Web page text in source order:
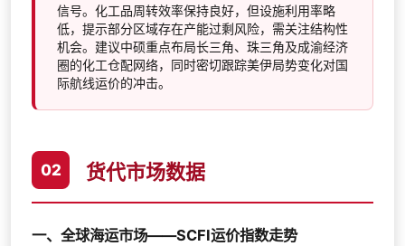
信号。化工品周转效率保持良好，但设施利用率略
低，提示部分区域存在产能过剩风险，需关注结构性
机会。建议中硕重点布局长三角、珠三角及成渝经济
圈的化工仓配网络，同时密切跟踪美伊局势变化对国
际航线运价的冲击。
02 货代市场数据
一、全球海运市场——SCFI运价指数走势